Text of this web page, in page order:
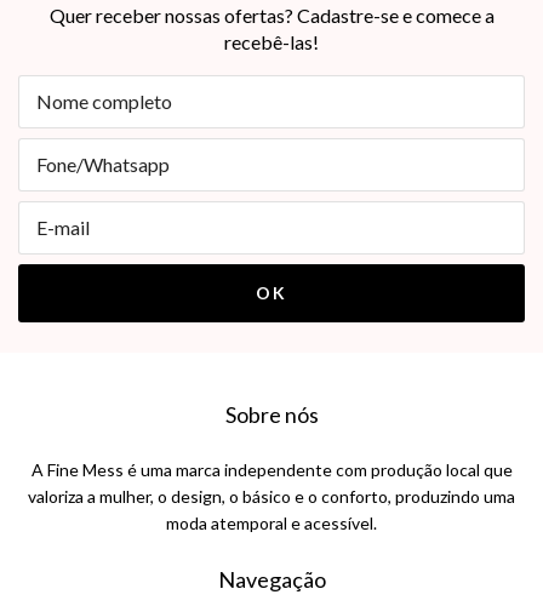
Quer receber nossas ofertas? Cadastre-se e comece a
recebê-las!
Sobre nós
A Fine Mess é uma marca independente com produção local que
valoriza a mulher, o design, o básico e o conforto, produzindo uma
moda atemporal e acessível.
Navegação